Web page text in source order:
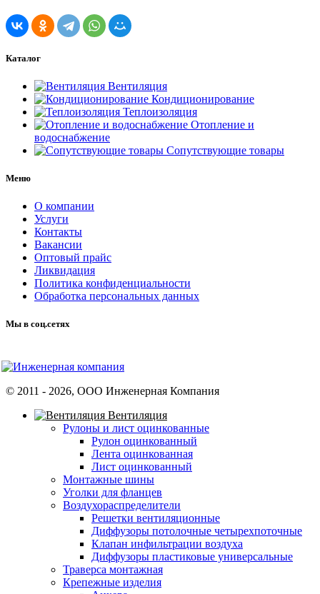
Каталог
Вентиляция
Кондиционирование
Теплоизоляция
Отопление и
водоснабжение
Сопутствующие товары
Меню
О компании
Услуги
Контакты
Вакансии
Оптовый прайс
Ликвидация
Политика конфиденциальности
Обработка персональных данных
Мы в соц.сетях
© 2011 - 2026, ООО Инженерная Компания
Вентиляция
Рулоны и лист оцинкованные
Рулон оцинкованный
Лента оцинкованная
Лист оцинкованный
Монтажные шины
Уголки для фланцев
Воздухораспределители
Решетки вентиляционные
Диффузоры потолочные четырехпоточные
Клапан инфильтрации воздуха
Диффузоры пластиковые универсальные
Траверса монтажная
Крепежные изделия